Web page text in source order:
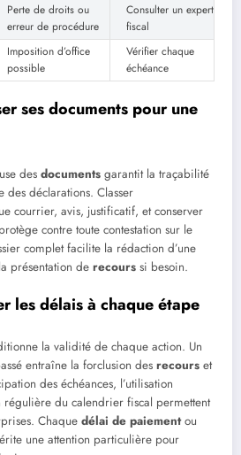
Perte de droits ou
erreur de procédure
Consulter un expert
fiscal
Imposition d’office
possible
Vérifier chaque
échéance
ses documents pour une
des documents garantit la traçabilité
des déclarations. Classer
courrier, avis, justificatif, et conserver
contre toute contestation sur le
complet facilite la rédaction d’une
présentation de recours si besoin.
les délais à chaque étape
la validité de chaque action. Un
entraîne la forclusion des recours et
des échéances, l’utilisation
régulière du calendrier fiscal permettent
Chaque délai de paiementou
une attention particulière pour